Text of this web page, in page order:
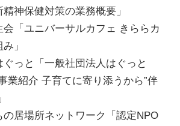
神保健対策の業務概要」
会「ユニバーサルカフェ きららカ
」
ぐっと「一般社団法人はぐっと
業紹介 子育てに寄り添うから”伴
の居場所ネットワーク「認定NPO